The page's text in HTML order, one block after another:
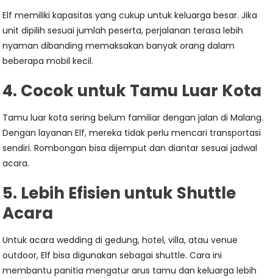
Elf memiliki kapasitas yang cukup untuk keluarga besar. Jika
unit dipilih sesuai jumlah peserta, perjalanan terasa lebih
nyaman dibanding memaksakan banyak orang dalam
beberapa mobil kecil.
4. Cocok untuk Tamu Luar Kota
Tamu luar kota sering belum familiar dengan jalan di Malang.
Dengan layanan Elf, mereka tidak perlu mencari transportasi
sendiri. Rombongan bisa dijemput dan diantar sesuai jadwal
acara.
5. Lebih Efisien untuk Shuttle
Acara
Untuk acara wedding di gedung, hotel, villa, atau venue
outdoor, Elf bisa digunakan sebagai shuttle. Cara ini
membantu panitia mengatur arus tamu dan keluarga lebih